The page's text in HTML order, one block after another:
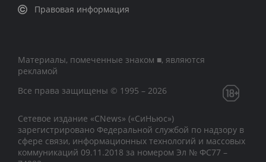
Правовая информация
Материалы, помеченные знаком ■, являются
рекламой
Все права защищены © 1995 – 2026
Сетевое издание «CNews» («СиНьюс»)
зарегистрировано Федеральной службой по надзору в
сфере связи, информационных технологий и массовых
коммуникаций 09.11.2018 за номером Эл № ФС77 –